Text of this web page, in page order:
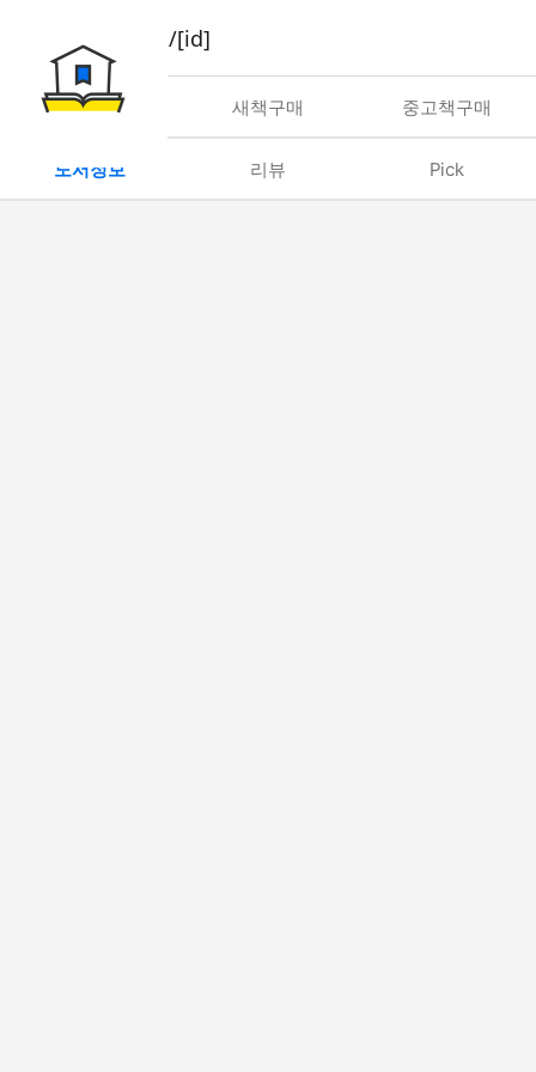
book/rent/[id]
대여 새책구매 중고책구매
도서정보 리뷰 Pick